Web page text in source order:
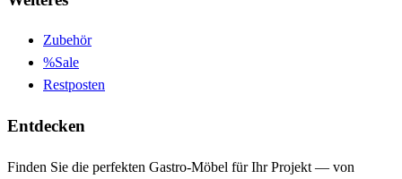
Zubehör
%Sale
Restposten
Entdecken
Finden Sie die perfekten Gastro-Möbel für Ihr Projekt — von